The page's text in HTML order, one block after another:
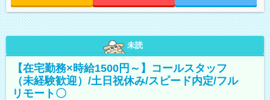
未読
【在宅勤務×時給1500円～】コールスタッフ
（未経験歓迎）/土日祝休み/スピード内定/フル
リモート〇